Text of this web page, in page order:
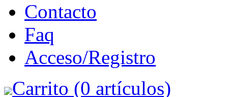
Contacto
Faq
Acceso/Registro
Carrito (0 artículos)